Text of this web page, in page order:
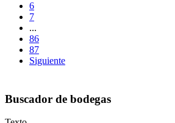
6
7
...
86
87
Siguiente
Buscador de bodegas